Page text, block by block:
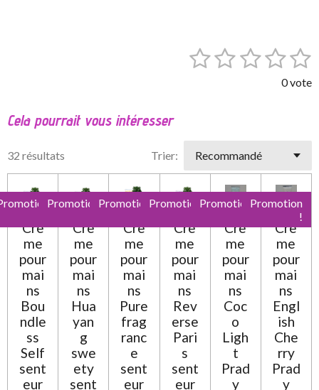
u
t
i
o
n
:
1
l
e
2
i
l
e
s
3
i
l
e
s
4
l
e
s
5
é
i
l
e
s
v
é
0 vote
Cela pourrait vous intéresser
32 résultats Trier:
Crè
me
pour
mai
ns
Bou
ndle
ss
Self
sent
eur
Promotion
Crè
me
pour
mai
ns
Hua
yan
g
swe
ety
sent
Promotion
Crè
me
pour
mai
ns
Pure
frag
ranc
e
sent
eur
Promotion
Crè
me
pour
mai
ns
Rev
erse
Pari
s
sent
eur
Promotion
Crè
me
pour
mai
ns
Coc
o
Ligh
t
Prad
y
Promotion
!
Crè
me
pour
mai
ns
Engl
ish
Che
rry
Prad
y